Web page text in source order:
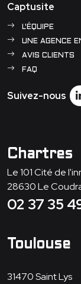
Captusite
L'ÉQUIPE
UNE AGENCE
AVIS CLIENTS
FAQ
Suivez-nous
Chartres
Le 101 Cité de
28630Le
02 37 35
Toulouse
31470Saint Lys